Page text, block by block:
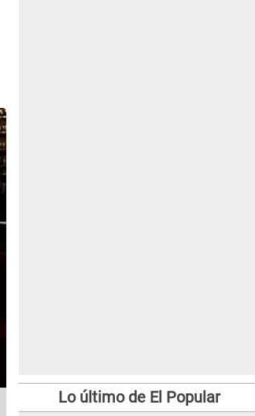
Lo último de El Popular